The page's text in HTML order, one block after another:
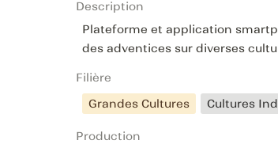
Description
Plateforme et application
des adventices sur diverses
Filière
Grandes Cultures
Cultures
Production